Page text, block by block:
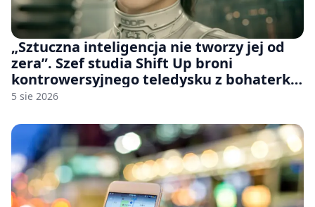
„Sztuczna inteligencja nie tworzy jej od
zera”. Szef studia Shift Up broni
kontrowersyjnego teledysku z bohaterką
Stellar Blade: Blood Rain
5 sie 2026